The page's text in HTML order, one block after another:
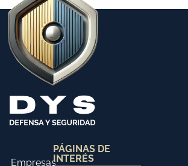
Empresas
PÁGINAS DE
INTERÉS